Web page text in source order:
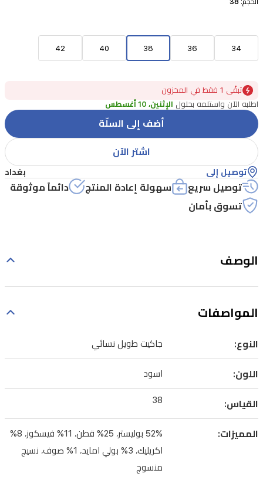
الحجم: 38
34
36
38
40
42
تبقًى 1 فقط في المخزون
اطلبه الآن واستلمه بحلول الإثنين، 10 أغسطس
أضف إلى السلّة
اشتر الآن
توصيل إلى بغداد
توصيل سريع سهولة إعادة المنتج
دائماً موثوقة
تسوق بأمان
الوصف
المواصفات
النوع: جاكيت طويل نسائي
اللون: اسود
القياس: 38
المميزات:
52% بوليستر، 25% قطن، 11% فيسكوز، 8%
اكريليك، 3% بولي امايد، 1% صوف، نسيج
منسوج